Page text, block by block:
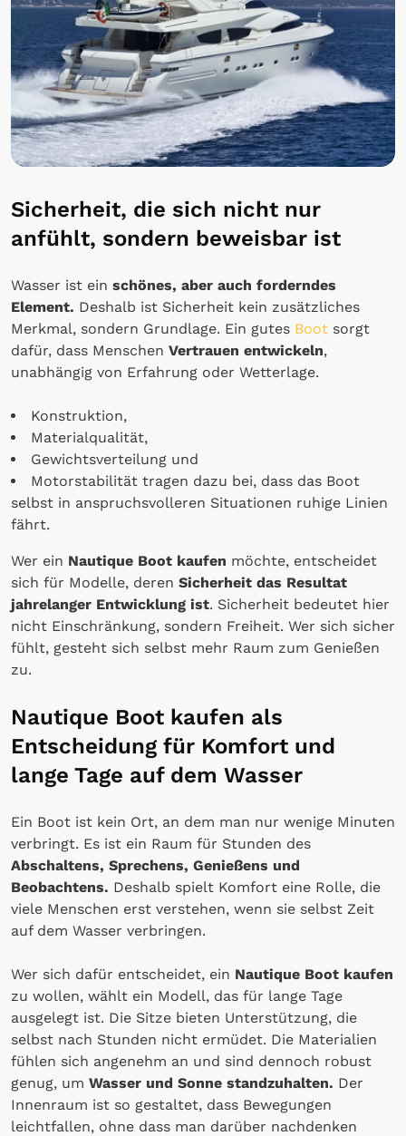
Sicherheit, die sich nicht nur
anfühlt, sondern beweisbar ist
Wasser ist ein schönes, aber auch forderndes
Element. Deshalb ist Sicherheit kein zusätzliches
Merkmal, sondern Grundlage. Ein gutes Boot sorgt
dafür, dass Menschen Vertrauen entwickeln,
unabhängig von Erfahrung oder Wetterlage.
Konstruktion,
Materialqualität,
Gewichtsverteilung und
Motorstabilität tragen dazu bei, dass das Boot
selbst in anspruchsvolleren Situationen ruhige Linien
fährt.
Wer ein Nautique Boot kaufen möchte, entscheidet
sich für Modelle, deren Sicherheit das Resultat
jahrelanger Entwicklung ist. Sicherheit bedeutet hier
nicht Einschränkung, sondern Freiheit. Wer sich sicher
fühlt, gesteht sich selbst mehr Raum zum Genießen
zu.
Nautique Boot kaufen als
Entscheidung für Komfort und
lange Tage auf dem Wasser
Ein Boot ist kein Ort, an dem man nur wenige Minuten
verbringt. Es ist ein Raum für Stunden des
Abschaltens, Sprechens, Genießens und
Beobachtens. Deshalb spielt Komfort eine Rolle, die
viele Menschen erst verstehen, wenn sie selbst Zeit
auf dem Wasser verbringen.
Wer sich dafür entscheidet, ein Nautique Boot kaufen
zu wollen, wählt ein Modell, das für lange Tage
ausgelegt ist. Die Sitze bieten Unterstützung, die
selbst nach Stunden nicht ermüdet. Die Materialien
fühlen sich angenehm an und sind dennoch robust
genug, um Wasser und Sonne standzuhalten. Der
Innenraum ist so gestaltet, dass Bewegungen
leichtfallen, ohne dass man darüber nachdenken